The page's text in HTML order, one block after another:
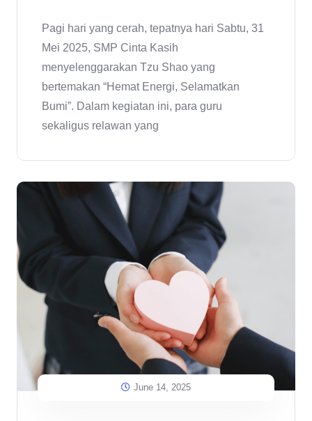
Pagi hari yang cerah, tepatnya hari Sabtu, 31
Mei 2025, SMP Cinta Kasih
menyelenggarakan Tzu Shao yang
bertemakan “Hemat Energi, Selamatkan
Bumi”. Dalam kegiatan ini, para guru
sekaligus relawan yang
June 14, 2025